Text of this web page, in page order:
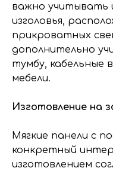
важно учитывать
изголовья,
прикроватных
дополнительно
тумбу, кабельные
мебели.
Изготовление на
Мягкие панели с
конкретный
изготовлением